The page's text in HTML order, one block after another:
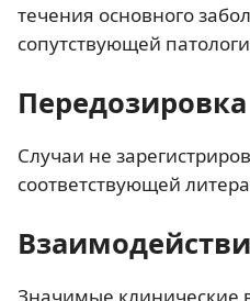
течения основного
сопутствующей
Передозировка
Случаи не
соответствующей
Значимые клинические